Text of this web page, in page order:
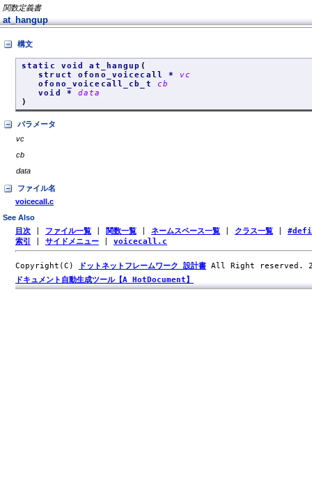
関数定義書
at_hangup
構文
static void at_hangup (
struct ofono_voicecall * vc
ofono_voicecall_cb_t cb
void *data
)
パラメータ
vc
cb
data
ファイル名
voicecall.c
See Also
目次 ファイル一覧 関数一覧 ネームスペース一覧 クラス一覧
索引
サイドメニュー voicecall.c
Copyright(C) ドットネットフレームワーク 設計書 All Right reserved.
ドキュメント自動生成ツール【A HotDocument】